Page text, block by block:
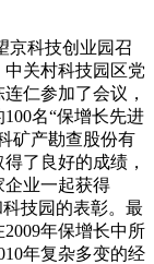
京科技创业园召
关村科技园区党
仁参加了会议，
名“保增长先进
矿产勘查股份有
了良好的成绩，
企业一起获得
技园的表彰。最
年保增长中所
年复杂多变的经